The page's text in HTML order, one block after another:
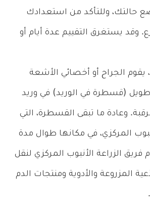
حالتك، وللتأكد من استعدادك
وقد يستغرق التقييم عدة أيام أو
يقوم الجراح أو أخصائي الأشعة
طويل (قسطرة في الوريد) في وريد
وعادة ما تبقى القسطرة، التي
المركزي، في مكانها طوال مدة
الزراعة الأنبوب المركزي لنقل
المزروعة والأدوية ومنتجات الدم